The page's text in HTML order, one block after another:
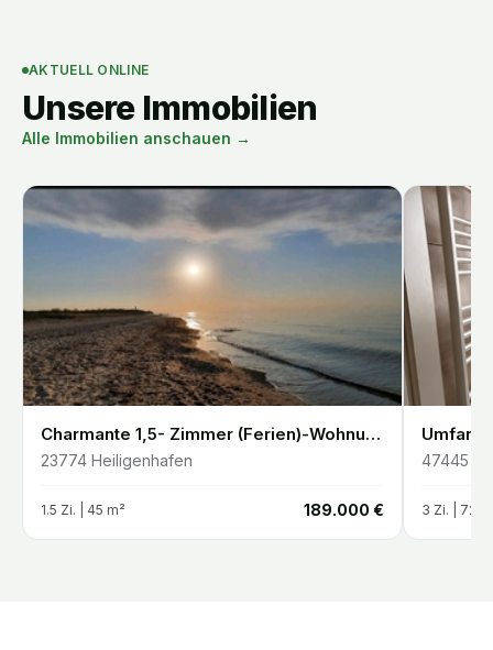
AKTUELL ONLINE
Unsere Immobilien
Alle Immobilien anschauen →
Charmante 1,5- Zimmer (Ferien)-Wohnung mit Balkon nahe Ostseestrand in Heiligenhafen
23774 Heiligenhafen
1.5 Zi. | 45 m² 189.000 €
47445
3 Zi. | 72